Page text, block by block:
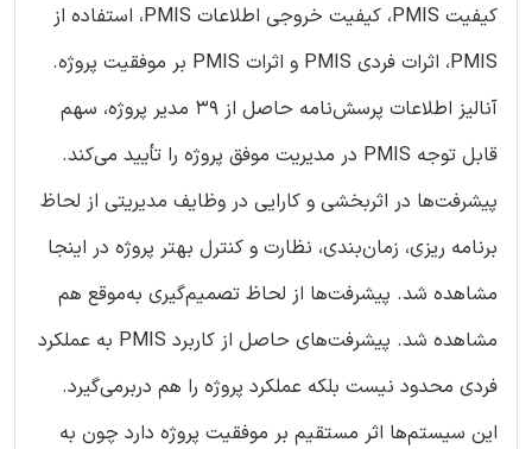
کیفیت PMIS، کیفیت خروجی اطلاعات PMIS، استفاده از
PMIS، اثرات فردی PMIS و اثرات PMIS بر موفقیت پروژه.
آنالیز اطلاعات پرسش‌نامه حاصل از 39 مدیر پروژه، سهم
قابل توجه PMIS در مدیریت موفق پروژه را تأیید می‌کند.
پیشرفت‌ها در اثربخشی و کارایی در وظایف مدیریتی از لحاظ
برنامه ریزی، زمان‌بندی، نظارت و کنترل بهتر پروژه در اینجا
مشاهده شد. پیشرفت‌ها از لحاظ تصمیم‌گیری به‌موقع‌ هم
مشاهده شد. پیشرفت‌های حاصل از کاربرد PMIS به عملکرد
فردی محدود نیست بلکه عملکرد پروژه را هم دربرمی‌گیرد.
این سیستم‌ها اثر مستقیم بر موفقیت پروژه دارد چون به